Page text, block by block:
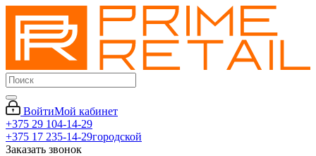
ВойтиМой кабинет
+375 29 104-14-29
+375 17 235-14-29городской
Заказать звонок